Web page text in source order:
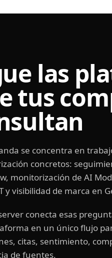
las
tus
se concentra en
concretos:
monitorización de AI
y visibilidad de marca en
conecta esas
en un único flujo
citas, sentimiento,
de fuentes.